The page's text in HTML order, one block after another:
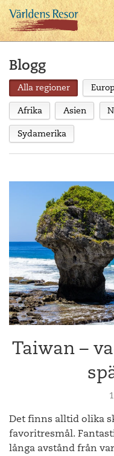
Blogg
Alla regioner
Afrika Asien
Sydamerika
Taiwan –
Det finns alltid olika
favoritresmål.
långa avstånd från